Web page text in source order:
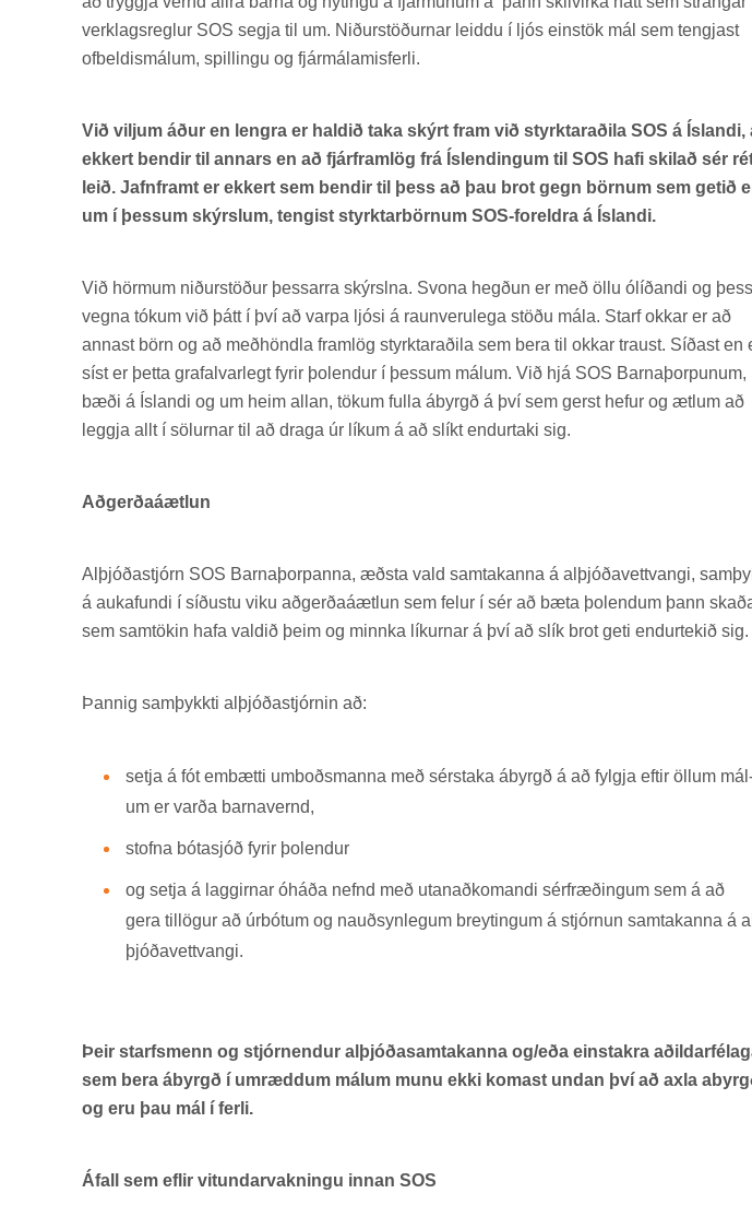
verklags­regl­ur SOS segja til um. Nið­ur­stöð­urn­ar leiddu í ljós ein­stök mál sem tengj­ast
of­beld­is­mál­um, spill­ingu og fjár­mála­m­is­ferli.
Við viljum áður en lengra er haldið taka skýrt fram við styrktaraðila SOS á Íslandi,
ekkert bendir til annars en að fjárframlög frá Íslendingum til SOS hafi skilað sér
leið. Jafnframt er ekkert sem bendir til þess að þau brot gegn börnum sem getið
um í þessum skýrslum, tengist styrktarbörnum SOS-foreldra á Íslandi.
Við hörm­um nið­ur­stöð­ur þessarra skýrslna. Svona hegð­un er með öllu ólíð­andi og þess
vegna tók­um við þátt í því að varpa ljósi á raun­veru­lega stöðu mála. Starf okk­ar er að
ann­ast börn og að með­höndla fram­lög styrktarað­ila sem bera til okk­ar traust. Síð­ast en
síst er þetta grafal­var­legt fyr­ir þo­lend­ur í þess­um mál­um. Við hjá SOS Barna­þorp­un­um,
bæði á Ís­landi og um heim all­an, tök­um fulla ábyrgð á því sem gerst hef­ur og ætl­um að
leggja allt í söl­urn­ar til að draga úr lík­um á að slíkt end­ur­taki sig.
Aðgerðaáætlun
Al­þjóða­stjórn SOS Barna­þorp­anna, æðsta vald sam­tak­anna á al­þjóða­vett­vangi,
á auka­fundi í síð­ustu viku að­gerða­áætl­un sem fel­ur í sér að bæta þo­lend­um þann
sem sam­tök­in hafa vald­ið þeim og minnka lík­urn­ar á því að slík brot geti end­ur­tek­ið sig.
Þannig sam­þykkti al­þjóða­stjórn­in að:
setja á fót embætti um­boðs­manna með sér­staka ábyrgð á að fylgja eft­ir öll­um
um er varða barna­vernd,
stofna bóta­sjóð fyr­ir þo­lend­ur
og setja á lagg­irn­ar óháða nefnd með ut­an­að­kom­andi sér­fræð­ing­um sem á að
gera til­lög­ur að úr­bót­um og nauð­syn­leg­um breyt­ing­um á stjórn­un sam­tak­anna á
þjóða­vett­vangi.
Þeir starfsmenn og stjórnendur alþjóðasamtakanna og/eða einstakra
sem bera ábyrgð í umræddum málum munu ekki komast undan því að axla
og eru þau mál í ferli.
Áfall sem eflir vitundarvakningu innan SOS